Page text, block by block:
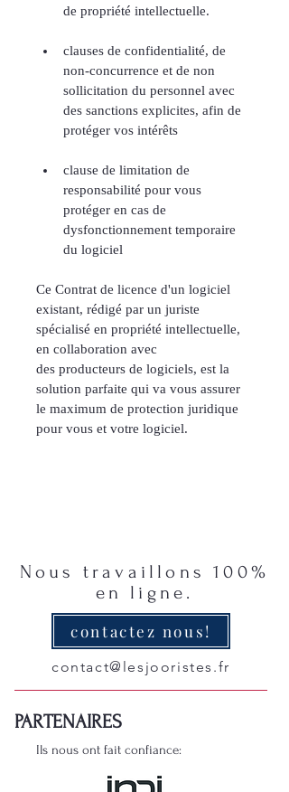
de propriété intellectuelle.
clauses de confidentialité, de
non-concurrence et de non
sollicitation du personnel avec
des sanctions explicites, afin de
protéger vos intérêts
clause de limitation de
responsabilité pour vous
protéger en cas de
dysfonctionnement temporaire
du logiciel
Ce Contrat de licence d'un logiciel
existant, rédigé par un juriste
spécialisé en propriété intellectuelle,
en collaboration avec
des producteurs de logiciels, est la
solution parfaite qui va vous assurer
le maximum de protection juridique
pour vous et votre logiciel.
Nous travaillons 100%
en ligne.
contactez nous!
contact@lesjooristes.fr
PARTENAIRES
Ils nous ont fait confiance: